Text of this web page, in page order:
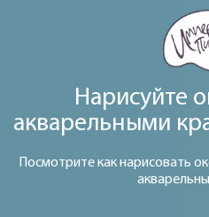
Нарисуйте
акварельными
Посмотрите как нарисовать